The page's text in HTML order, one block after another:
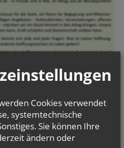
Cookies verwendet
systemtechnische
Sie können Ihre
ändern oder